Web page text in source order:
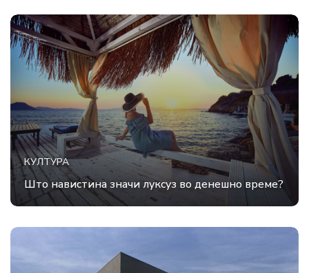
КУЛТУРА
Што навистина значи луксуз во денешно време?